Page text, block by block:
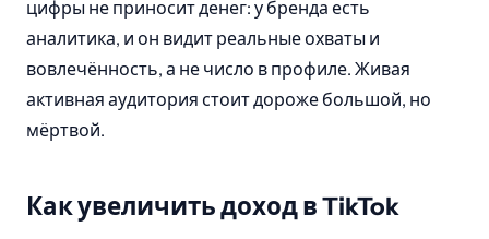
цифры не приносит денег: у бренда есть
аналитика, и он видит реальные охваты и
вовлечённость, а не число в профиле. Живая
активная аудитория стоит дороже большой, но
мёртвой.
Как увеличить доход в TikTok